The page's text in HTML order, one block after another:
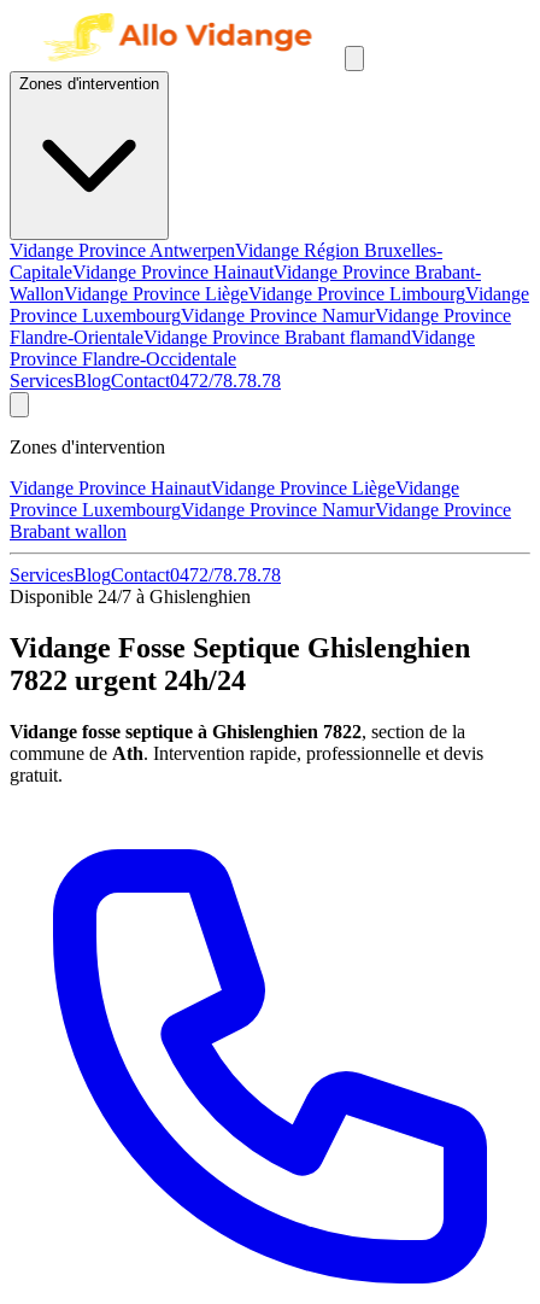
Zones d'intervention
Vidange Province AntwerpenVidange Région Bruxelles-
CapitaleVidange Province HainautVidange Province Brabant-
WallonVidange Province LiègeVidange Province LimbourgVidange
Province LuxembourgVidange Province NamurVidange Province
Flandre-OrientaleVidange Province Brabant flamandVidange
Province Flandre-Occidentale
ServicesBlogContact0472/78.78.78
Zones d'intervention
Vidange Province HainautVidange Province LiègeVidange
Province LuxembourgVidange Province NamurVidange Province
Brabant wallon
ServicesBlogContact0472/78.78.78
Disponible 24/7 à Ghislenghien
Vidange Fosse Septique Ghislenghien
7822 urgent 24h/24
Vidange fosse septique à Ghislenghien 7822, section de la
commune de Ath. Intervention rapide, professionnelle et devis
gratuit.